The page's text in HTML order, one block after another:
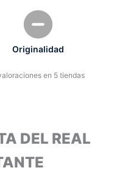
Originalidad
en 5 tiendas
DEL REAL